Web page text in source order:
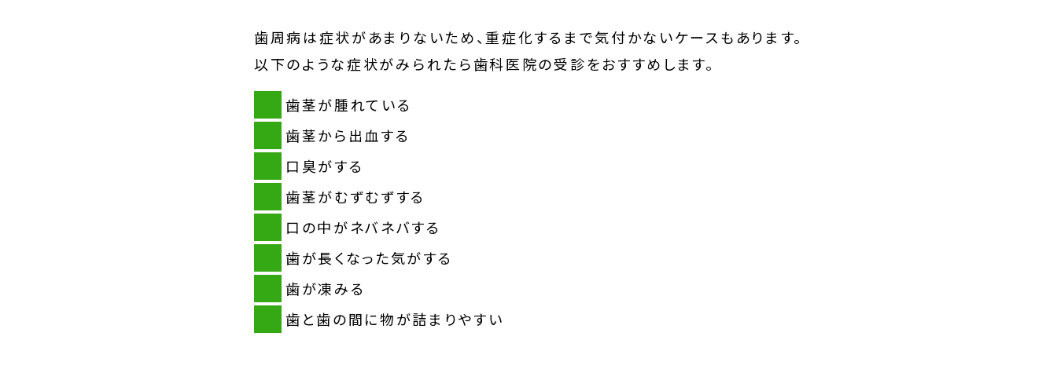
歯周病は症状があまりないため、重症化するまで気付かないケースもあります。
以下のような症状がみられたら歯科医院の受診をおすすめします。
歯茎が腫れている
歯茎から出血する
口臭がする
歯茎がむずむずする
口の中がネバネバする
歯が長くなった気がする
歯が凍みる
歯と歯の間に物が詰まりやすい